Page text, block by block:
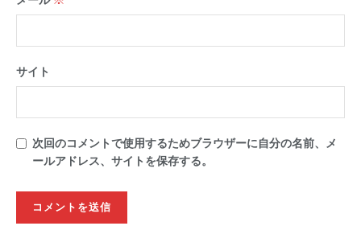
サイト
次回のコメントで使用するためブラウザーに自分の名前、メ
ールアドレス、サイトを保存する。